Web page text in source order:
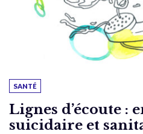
SANTÉ
Lignes d’écoute :
suicidaire et